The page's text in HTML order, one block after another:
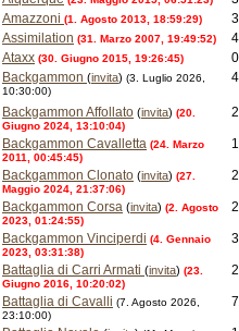
Amazzoni (1. Agosto 2013, 18:59:29)
3
Assimilation (31. Marzo 2007, 19:49:52)
4
Ataxx (30. Giugno 2015, 19:26:45)
0
Backgammon (invita) (3. Luglio 2026,
10:30:00)
Backgammon Affollato (invita) (20.
Giugno 2024, 13:10:04)
Backgammon Cavalletta (24. Marzo
2011, 00:45:45)
Backgammon Clonato (invita) (27.
Maggio 2024, 21:37:06)
Backgammon Corsa (invita) (2. Agosto
2023, 01:24:55)
Backgammon Vinciperdi (4. Gennaio
2023, 03:31:38)
Battaglia di Carri Armati (invita) (23.
Giugno 2016, 10:20:02)
2
Battaglia di Cavalli (7. Agosto 2026,
23:10:00)